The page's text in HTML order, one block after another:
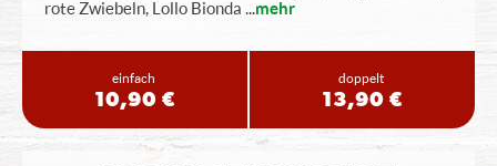
rote Zwiebeln, Lollo Bionda ...mehr
einfach
10,90 €
doppelt
13,90 €